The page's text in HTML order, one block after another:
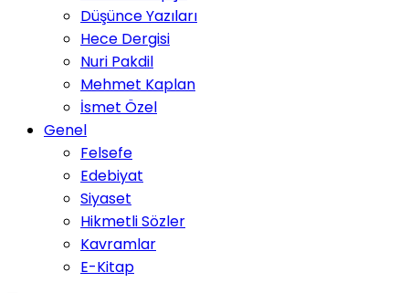
Düşünce Yazıları
Hece Dergisi
Nuri Pakdil
Mehmet Kaplan
İsmet Özel
Genel
Felsefe
Edebiyat
Siyaset
Hikmetli Sözler
Kavramlar
E-Kitap